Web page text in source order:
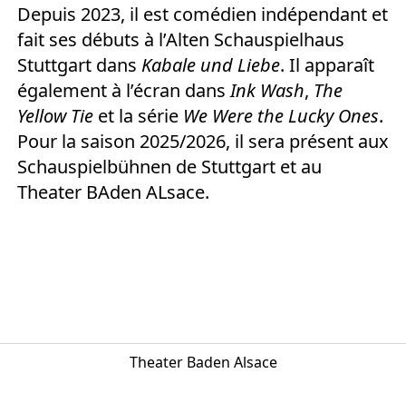
Depuis 2023, il est comédien indépendant et
fait ses débuts à l’Alten Schauspielhaus
Stuttgart dans Kabale und Liebe. Il apparaît
également à l’écran dansInk Wash, The
Yellow Tieet la série We Were the Lucky Ones.
Pour la saison 2025/2026, il sera présent aux
Schauspielbühnen de Stuttgart et au
Theater BAden ALsace.
Theater Baden Alsace